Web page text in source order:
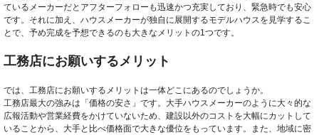
ているメーカーだとアフターフォローも迅速かつ充実しており、緊急時でも安心
です。それに加え、ハウスメーカーが独自に展開するモデルハウスを見学するこ
とで、予め完成を予想できるのも大きなメリットの1つです。
工務店にお願いするメリット
では、工務店にお願いするメリットは一体どこにあるのでしょうか。
工務店最大の強みは「価格の安さ」です。大手ハウスメーカーのように大々的な
広報活動や営業経費をかけていないため、建設以外のコストを大幅にカットして
いることから、大手と比べ価格面で大きな優位をもっています。また、地域に密